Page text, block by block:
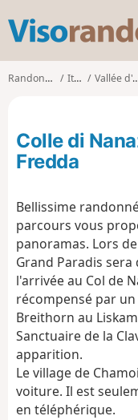
Randonnées Italie Vallée d'Aoste
Colle di
Fredda
Bellissime
parcours vous
panoramas. Lors
Grand Paradis
l'arrivée au Col de
récompensé par
Breithorn au
Sanctuaire de la
apparition.
Le village de
voiture. Il est
en téléphérique.